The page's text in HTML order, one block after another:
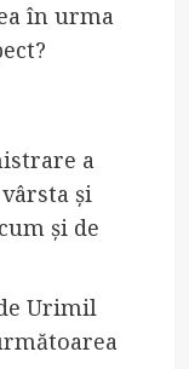
în urma
a
și
și de
Urimil